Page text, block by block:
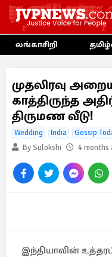
லங்காசிறி
முதலிரவு
காத்திருந்த
திருமண வீடு!
Wedding India Gossip
By Sulokshi
4 months
இந்தியாவின்